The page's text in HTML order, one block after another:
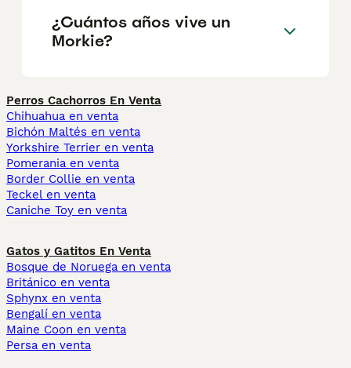
¿Cuántos años vive un
Morkie?
Perros Cachorros En Venta
Chihuahua en venta
Bichón Maltés en venta
Yorkshire Terrier en venta
Pomerania en venta
Border Collie en venta
Teckel en venta
Caniche Toy en venta
Gatos y Gatitos En Venta
Bosque de Noruega en venta
Británico en venta
Sphynx en venta
Bengalí en venta
Maine Coon en venta
Persa en venta